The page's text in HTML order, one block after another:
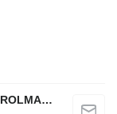
Przedsiębiorstwo Produkcyjno-Handlowe ROLMAPOL Marcin Dziekan